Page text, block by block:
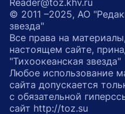
Reader@toz.khv.ru
© 2011 –2025, АО
звезда"
Все права на
настоящем сайте,
"Тихоокеанская звезда"
Любое использование
сайта допускается
с обязательной
сайт http://toz.su